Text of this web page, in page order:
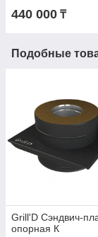
440 000 ₸
Подобные
Grill'D Сэндвич-
опорная К